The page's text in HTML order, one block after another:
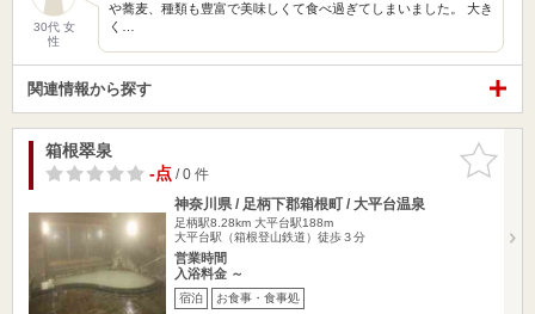
30代 女
性
や蕎麦、種類も豊富で美味しくて食べ過ぎてしまいました。 大き
く…
関連情報から探す
お気に入
りに追加
箱根翠泉
-点/ 0 件
神奈川県 / 足柄下郡箱根町 / 大平台温泉
足柄駅8.28km 大平台駅188m
大平台駅（箱根登山鉄道）徒歩３分
営業時間
入浴料金 ～
宿泊 お食事・食事処